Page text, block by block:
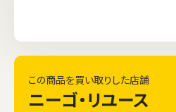
この商品を買い取りした店舗
ニーゴ・リユース